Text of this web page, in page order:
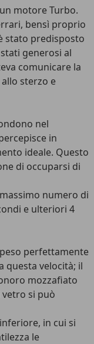
motore Turbo.
bensì proprio
stato predisposto
generosi al
comunicare la
sterzo e
nel
in
ideale. Questo
di occuparsi di
numero di
e ulteriori 4
perfettamente
questa velocità; il
mozzafiato
si può
in cui si
le